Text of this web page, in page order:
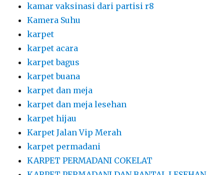
kamar vaksinasi dari partisi r8
Kamera Suhu
karpet
karpet acara
karpet bagus
karpet buana
karpet dan meja
karpet dan meja lesehan
karpet hijau
Karpet Jalan Vip Merah
karpet permadani
KARPET PERMADANI COKELAT